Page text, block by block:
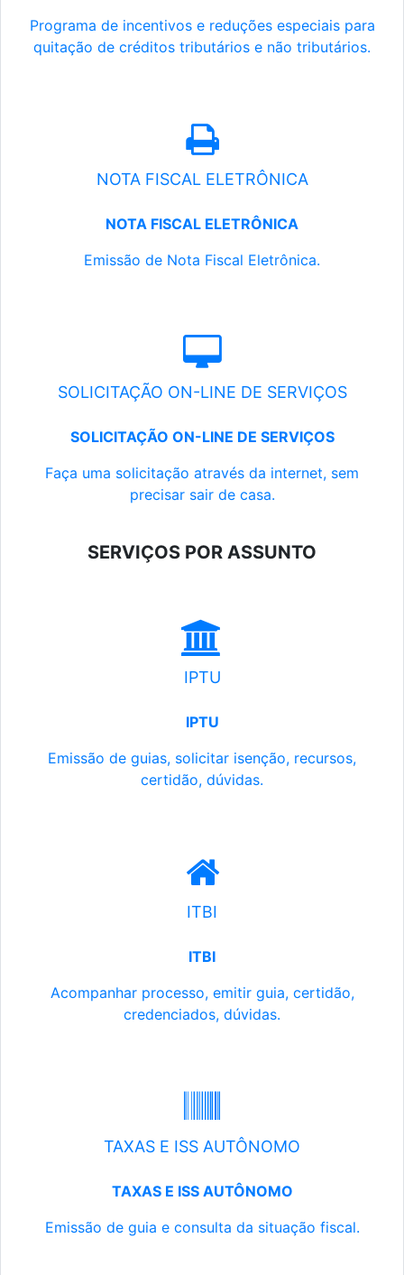
Programa de incentivos e reduções especiais para
quitação de créditos tributários e não tributários.
NOTA FISCAL ELETRÔNICA
NOTA FISCAL ELETRÔNICA
Emissão de Nota Fiscal Eletrônica.
SOLICITAÇÃO ON-LINE DE SERVIÇOS
SOLICITAÇÃO ON-LINE DE SERVIÇOS
Faça uma solicitação através da internet, sem
precisar sair de casa.
SERVIÇOS POR ASSUNTO
IPTU
IPTU
Emissão de guias, solicitar isenção, recursos,
certidão, dúvidas.
ITBI
ITBI
Acompanhar processo, emitir guia, certidão,
credenciados, dúvidas.
TAXAS E ISS AUTÔNOMO
TAXAS E ISS AUTÔNOMO
Emissão de guia e consulta da situação fiscal.